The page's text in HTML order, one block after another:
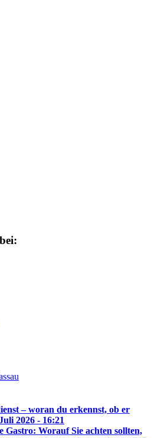
– woran du erkennst, ob er
2026 - 16:21
Gastro: Worauf Sie achten sollten,